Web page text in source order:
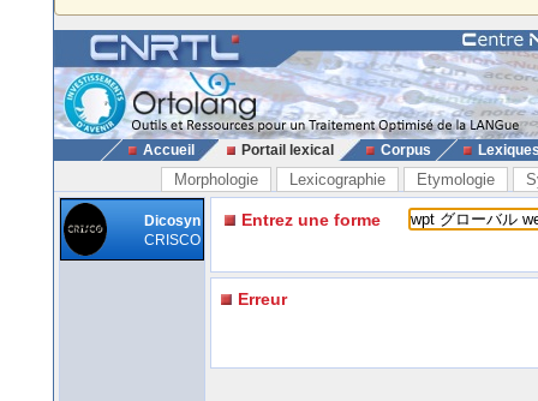
Accueil Portail lexical Corpus
Morphologie Lexicographie Etymologie
Dicosyn
CRISCO
Entrez une forme
Erreur